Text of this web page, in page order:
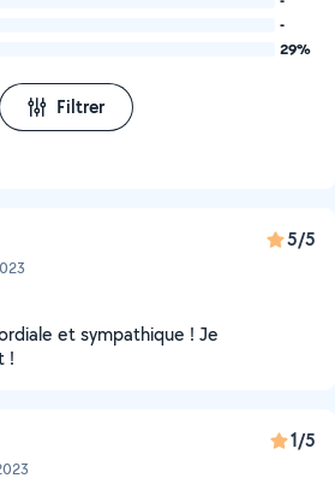
-
29%
Filtrer
5/5
et sympathique ! Je
!
1/5